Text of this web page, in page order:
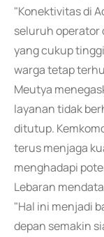
"Konektivitas di
seluruh operator
yang cukup
warga tetap
Meutya
layanan tidak
ditutup.
terus menjaga
menghadapi
Lebaran
"Hal ini menjadi
depan semakin